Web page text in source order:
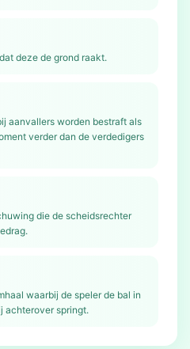
deze de grond raakt.
aanvallers worden bestraft als
verder dan de verdedigers
die de scheidsrechter
waarbij de speler de bal in
achterover springt.